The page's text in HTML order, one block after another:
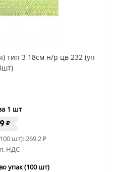
тип 3 18см н/р цв 232 (уп
1 шт
₽
шт):269.2₽
НДС
упак (100 шт)